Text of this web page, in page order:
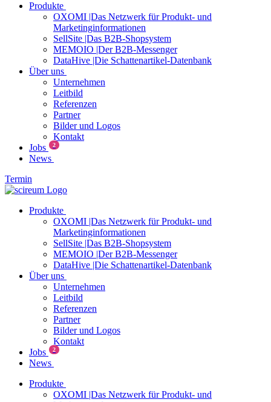
Produkte
OXOMI |Das Netzwerk für Produkt- und
Marketinginformationen
SellSite |Das B2B-Shopsystem
MEMOIO |Der B2B-Messenger
DataHive |Die Schattenartikel-Datenbank
Über uns
Unternehmen
Leitbild
Referenzen
Partner
Bilder und Logos
Kontakt
Jobs
2
News
Termin
Produkte
OXOMI |Das Netzwerk für Produkt- und
Marketinginformationen
SellSite |Das B2B-Shopsystem
MEMOIO |Der B2B-Messenger
DataHive |Die Schattenartikel-Datenbank
Über uns
Unternehmen
Leitbild
Referenzen
Partner
Bilder und Logos
Kontakt
Jobs
2
News
Produkte
OXOMI |Das Netzwerk für Produkt- und